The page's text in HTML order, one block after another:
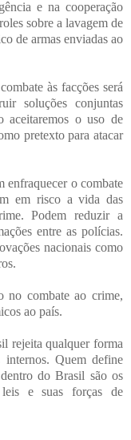
e na cooperação
sobre a lavagem de
de armas enviadas ao
às facções será
soluções conjuntas
aceitaremos o uso de
pretexto para atacar
enfraquecer o combate
em risco a vida das
Podem reduzir a
entre as polícias.
nacionais como
no combate ao crime,
ao país.
rejeita qualquer forma
internos. Quem define
do Brasil são os
leis e suas forças de